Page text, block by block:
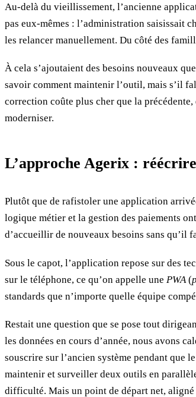
Au-delà du vieillissement, l’ancienne
pas eux-mêmes : l’administration saisissait
les relancer manuellement. Du côté des
À cela s’ajoutaient des besoins nouveaux
savoir comment maintenir l’outil, mais s’il
correction coûte plus cher que la
moderniser.
L’approche Agerix :
Plutôt que de rafistoler une application
logique métier et la gestion des paiements
d’accueillir de nouveaux besoins sans qu’il
Sous le capot, l’application repose sur des
sur le téléphone, ce qu’on appelle une PWA(
standards que n’importe quelle équipe
Restait une question que se pose tout
les données en cours d’année, nous avons
souscrire sur l’ancien système pendant que
maintenir et surveiller deux outils en
difficulté. Mais un point de départ net, aligné